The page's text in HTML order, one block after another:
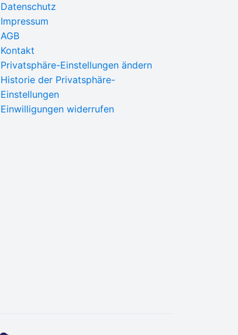
Datenschutz
Impressum
AGB
Kontakt
Privatsphäre-Einstellungen ändern
Historie der Privatsphäre-
Einstellungen
Einwilligungen widerrufen